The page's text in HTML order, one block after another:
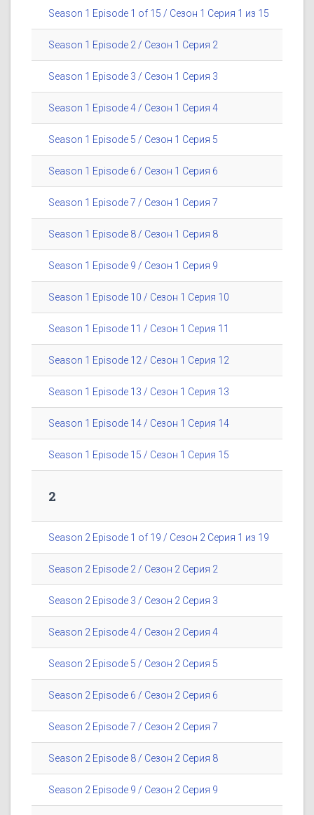
Season 1 Episode 1 of 15 / Сезон 1 Серия 1 из 15
Season 1 Episode 2 / Сезон 1 Серия 2
Season 1 Episode 3 / Сезон 1 Серия 3
Season 1 Episode 4 / Сезон 1 Серия 4
Season 1 Episode 5 / Сезон 1 Серия 5
Season 1 Episode 6 / Сезон 1 Серия 6
Season 1 Episode 7 / Сезон 1 Серия 7
Season 1 Episode 8 / Сезон 1 Серия 8
Season 1 Episode 9 / Сезон 1 Серия 9
Season 1 Episode 10 / Сезон 1 Серия 10
Season 1 Episode 11 / Сезон 1 Серия 11
Season 1 Episode 12 / Сезон 1 Серия 12
Season 1 Episode 13 / Сезон 1 Серия 13
Season 1 Episode 14 / Сезон 1 Серия 14
Season 1 Episode 15 / Сезон 1 Серия 15
2
Season 2 Episode 1 of 19 / Сезон 2 Серия 1 из 19
Season 2 Episode 2 / Сезон 2 Серия 2
Season 2 Episode 3 / Сезон 2 Серия 3
Season 2 Episode 4 / Сезон 2 Серия 4
Season 2 Episode 5 / Сезон 2 Серия 5
Season 2 Episode 6 / Сезон 2 Серия 6
Season 2 Episode 7 / Сезон 2 Серия 7
Season 2 Episode 8 / Сезон 2 Серия 8
Season 2 Episode 9 / Сезон 2 Серия 9